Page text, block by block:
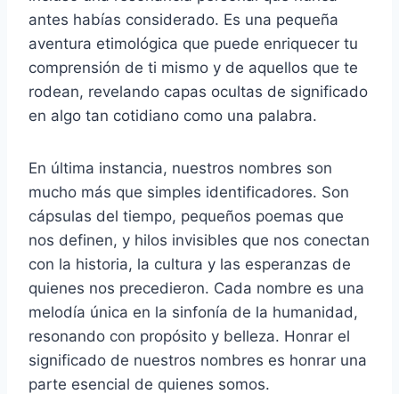
antes habías considerado. Es una pequeña
aventura etimológica que puede enriquecer tu
comprensión de ti mismo y de aquellos que te
rodean, revelando capas ocultas de significado
en algo tan cotidiano como una palabra.
En última instancia, nuestros nombres son
mucho más que simples identificadores. Son
cápsulas del tiempo, pequeños poemas que
nos definen, y hilos invisibles que nos conectan
con la historia, la cultura y las esperanzas de
quienes nos precedieron. Cada nombre es una
melodía única en la sinfonía de la humanidad,
resonando con propósito y belleza. Honrar el
significado de nuestros nombres es honrar una
parte esencial de quienes somos.